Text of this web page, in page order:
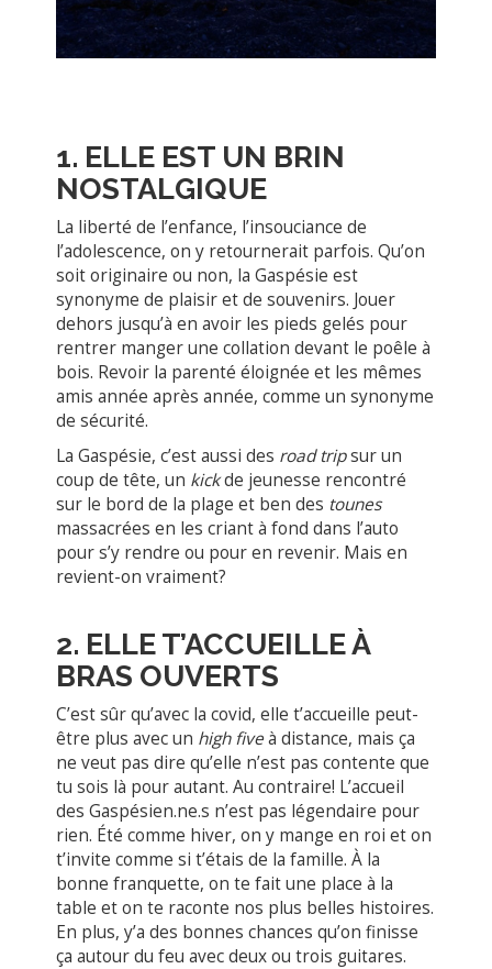
1. ELLE EST UN BRIN
NOSTALGIQUE
La liberté de l’enfance, l’insouciance de
l’adolescence, on y retournerait parfois. Qu’on
soit originaire ou non, la Gaspésie est
synonyme de plaisir et de souvenirs. Jouer
dehors jusqu’à en avoir les pieds gelés pour
rentrer manger une collation devant le poêle à
bois. Revoir la parenté éloignée et les mêmes
amis année après année, comme un synonyme
de sécurité.
La Gaspésie, c’est aussi des road tripsur un
coup de tête, un kickde jeunesse rencontré
sur le bord de la plage et ben des tounes
massacrées en les criant à fond dans l’auto
pour s’y rendre ou pour en revenir. Mais en
revient-on vraiment?
2. ELLE T’ACCUEILLE À
BRAS OUVERTS
C’est sûr qu’avec la covid, elle t’accueille peut-
être plus avec un high fiveà distance, mais ça
ne veut pas dire qu’elle n’est pas contente que
tu sois là pour autant. Au contraire! L’accueil
des Gaspésien.ne.s n’est pas légendaire pour
rien. Été comme hiver, on y mange en roi et on
t’invite comme si t’étais de la famille. À la
bonne franquette, on te fait une place à la
table et on te raconte nos plus belles histoires.
En plus, y’a des bonnes chances qu’on finisse
ça autour du feu avec deux ou trois guitares.